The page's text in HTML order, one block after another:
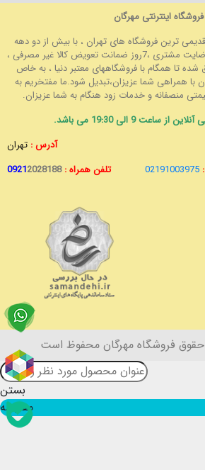
فروشگاه اینترنتی مهرگان
ترین فروشگاه های تهران ، با بیش از دو دهه
تجربه ، با پایبندی به اصول رضایت مشتری ،7روز ضمانت تعویض کالا غیر مصرفی ،
تا همگام با فروشگاههای معتبر دنیا ، به خاص
با همراهی شما عزیزان،تبدیل شود.ما مفتخریم به
منصفانه و خدمات زود هنگام به شما عزیزان.
ساعت 9 الی 19:30 می باشد.
آدرس : تهران
02191003975 تلفن همراه : 09212028188
فروشگاه مهرگان محفوظ است
بستن
مقایسه